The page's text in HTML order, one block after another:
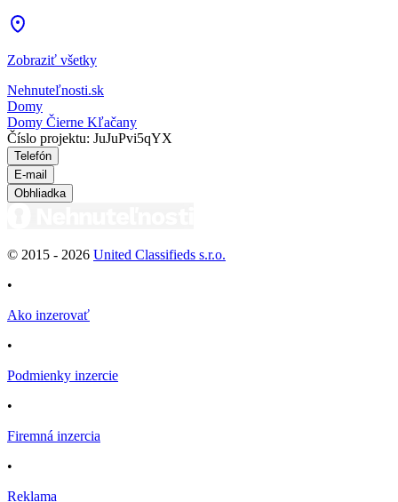
Zobraziť všetky
Nehnuteľnosti.sk
Domy
Domy Čierne Kľačany
Číslo projektu: JuJuPvi5qYX
Telefón
E-mail
Obhliadka
© 2015 - 2026 United Classifieds s.r.o.
•
Ako inzerovať
•
Podmienky inzercie
•
Firemná inzercia
•
Reklama